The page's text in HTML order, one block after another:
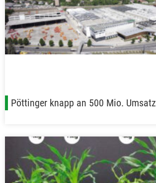
Pöttinger knapp an 500 Mio. Umsatz